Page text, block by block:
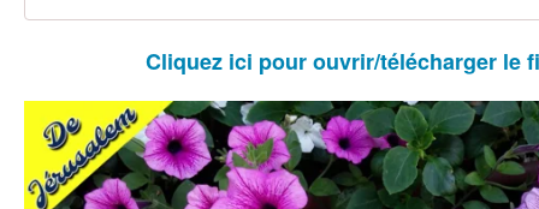
Cliquez ici pour ouvrir/télécharger le